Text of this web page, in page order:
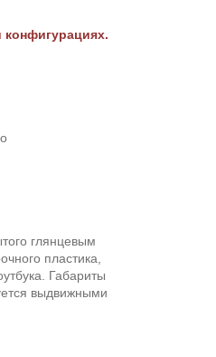
глянцевым
пластика,
Габариты
выдвижными